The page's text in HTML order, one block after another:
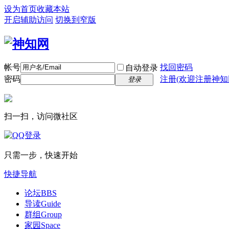
设为首页收藏本站
开启辅助访问 切换到窄版
帐号 自动登录 找回密码
密码
登录 注册(欢迎注册神
扫一扫，访问微社区
只需一步，快速开始
快捷导航
论坛BBS
导读Guide
群组Group
家园 Space